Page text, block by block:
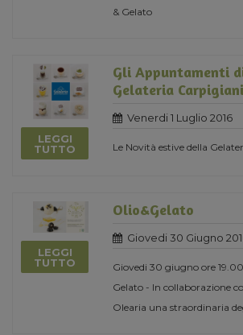
& Gelato
LEGGI
TUTTO
Gli Appuntamenti
Gelateria
Venerdi 1 Luglio 2016
Le Novità estive della
LEGGI
TUTTO
Olio&Gelato
Giovedi 30 Giugno
Giovedi 30 giugno ore
Gelato - In collaborazione
Olearia una straordinaria